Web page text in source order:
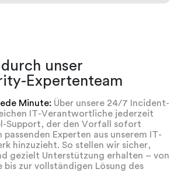
unser
Expertenteam
Minute: Über unsere 24/7 Incident-
IT-Verantwortliche jederzeit
Support, der den Vorfall sofort
Experten aus unserem IT-
hinzuzieht. So stellen wir sicher,
gezielt Unterstützung erhalten – von
bis zur vollständigen Lösung des